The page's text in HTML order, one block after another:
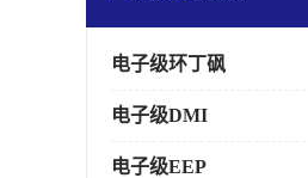
电子级环丁砜
电子级DMI
电子级EEP